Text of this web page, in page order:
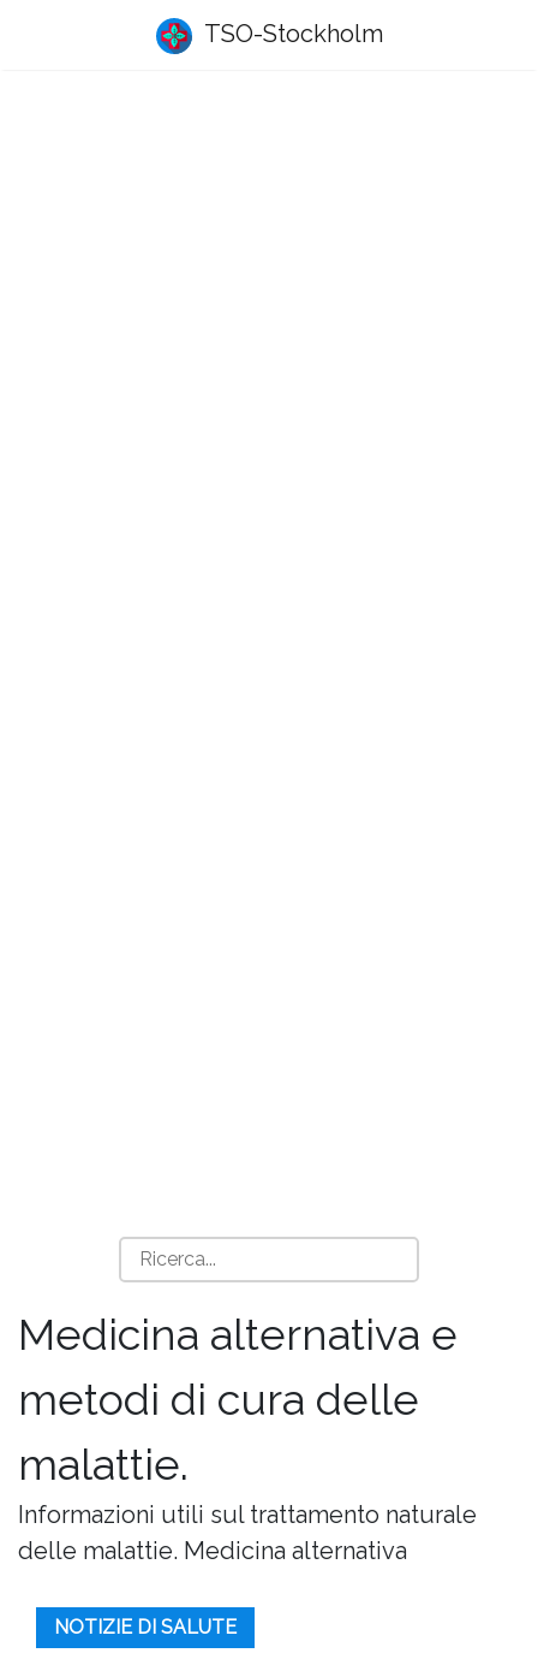
TSO-Stockholm
Medicina alternativa e
metodi di cura delle
malattie.
Informazioni utili sul trattamento naturale
delle malattie. Medicina alternativa
NOTIZIE DI SALUTE